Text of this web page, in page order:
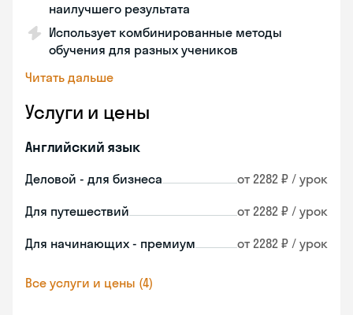
наилучшего результата
Использует комбинированные методы
обучения для разных учеников
Читать дальше
Услуги и цены
Английский язык
Деловой - для бизнеса от 2282 ₽ / урок
Для путешествий от 2282 ₽ / урок
Для начинающих - премиум от 2282 ₽ / урок
Все услуги и цены (4)